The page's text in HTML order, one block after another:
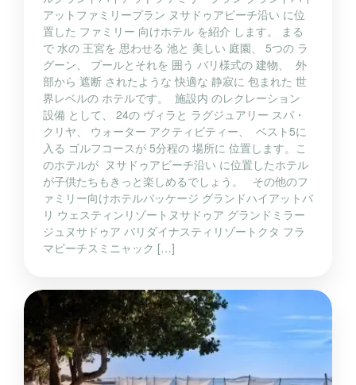
アットファミリープラン ヌサドゥアビーチ沿い に位
置した ファミリー 向けホテル を紹介 します。 まる
で 水の 王宮を 思わせる 池と 美しい 庭園、 5つの ラ
グーン、 プールとそれを 囲う バリ様式の 建物、 外
部から 遮断 されたような 快適な 静寂に 包まれた 世
界レベルの ホテルです。 施設内 のレクレーション
設備 として、 24の ヴィラと ラグジュアリー スパ・
クリヤ、 ウォーター アクティビティー、 ベスト5に
入る ゴルフコースが 5分程の 場所に 位置します。こ
のホテルが ヌサドゥアビーチ沿い に位置したホテル
が子供たちもきっと楽しめるでしょう。 その他のフ
ァミリー向けホテルパッケージ グランドハイアットバ
リ ウェスティンリゾートヌサドゥア グランドミラー
ジュヌサドゥア バリダイナスティリゾートクタ フラ
マビーチスミニャック […]